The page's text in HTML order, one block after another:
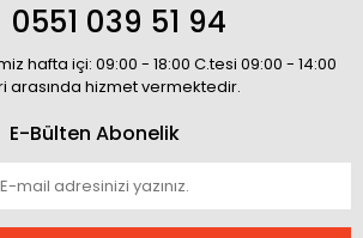
0551 039 51 94
hafta içi: 09:00 - 18:00 C.tesi 09:00 - 14:00
arasında hizmet vermektedir.
E-Bülten Abonelik